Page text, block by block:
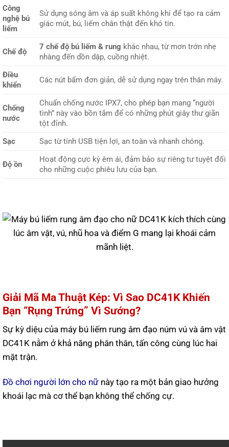
Công
nghệ bú
liếm
Sử dụng sóng âm và áp suất không khí để tạo ra cảm
giác mút, bú, liếm chân thật đến khó tin.
Chế độ
7 chế độ bú liếm & rung khác nhau, từ mơn trớn nhẹ
nhàng đến dồn dập, cuồng nhiệt.
Điều
khiển
Các nút bấm đơn giản, dễ sử dụng ngay trên thân máy.
Chống
nước
Chuẩn chống nước IPX7, cho phép bạn mang “người
tình” này vào bồn tắm để có những phút giây thư giãn
tột đỉnh.
Sạc
Sạc từ tính USB tiện lợi, an toàn và nhanh chóng.
Độ ồn
Hoạt động cực kỳ êm ái, đảm bảo sự riêng tư tuyệt đối
cho những cuộc phiêu lưu của bạn.
Giải Mã Ma Thuật Kép: Vì Sao DC41K Khiến
Bạn “Rụng Trứng” Vì Sướng?
Sự kỳ diệu của máy bú liếm rung âm đạo núm vú và âm vật
DC41K nằm ở khả năng phân thân, tấn công cùng lúc hai
mặt trận.
Đồ chơi người lớn cho nữ này tạo ra một bản giao hưởng
khoái lạc mà cơ thể bạn không thể chống cự.